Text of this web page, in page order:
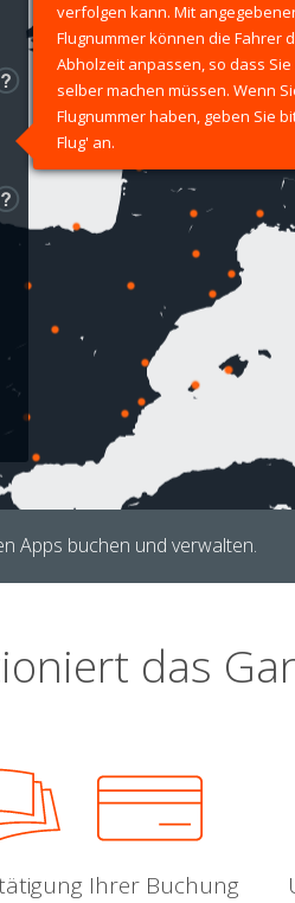
verfolgen kann. Mit
Flugnummer können die Fahrer
Abholzeit anpassen, so dass
selber machen müssen. Wenn
Flugnummer haben, geben Sie
Flug' an.
Apps buchen und verwalten.
das
Ihrer Buchung